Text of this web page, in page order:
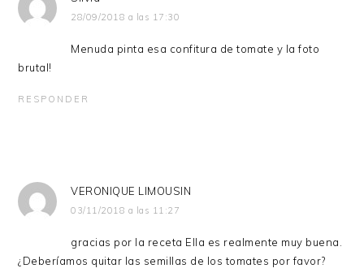
28/09/2018 a las 17:30
Menuda pinta esa confitura de tomate y la foto
brutal!
RESPONDER
VERONIQUE LIMOUSIN
03/11/2018 a las 11:27
gracias por la receta Ella es realmente muy buena.
¿Deberíamos quitar las semillas de los tomates por favor?